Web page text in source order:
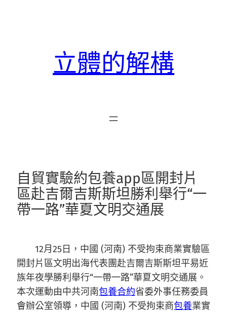
立體的解構
自貿實驗約包養app區開封片
區赴吉爾吉斯斯坦勝利舉行“一
帶一路”華夏文明交通展
12月25日，中國 (河南) 不受拘束商業實驗區
開封片區文明出海代表團赴吉爾吉斯斯坦平易近
族年夜學勝利舉行“一帶一路”華夏文明交通展。
本次運動由中共河南包養合約省委外事任務委員
會辦公室領導，中國 (河南) 不受拘束商包養業實